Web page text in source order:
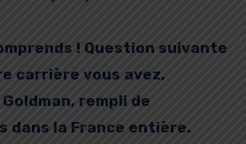
! Question suivante
carrière vous avez,
rempli de
dans la France entière.